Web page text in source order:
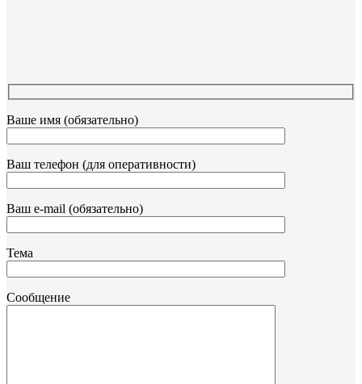
Ваше имя (обязательно)
Ваш телефон (для оперативности)
Ваш e-mail (обязательно)
Тема
Сообщение